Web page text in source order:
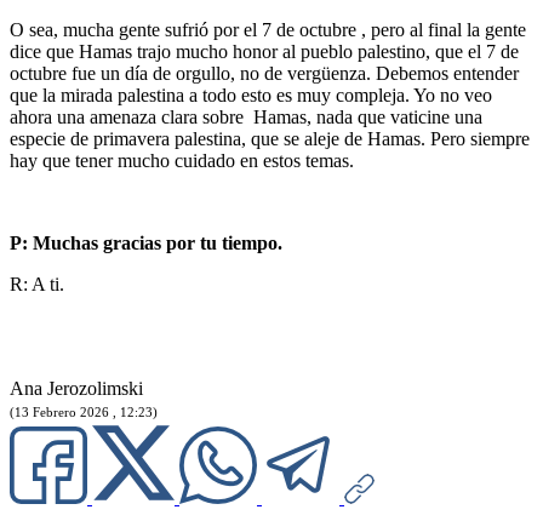
O sea, mucha gente sufrió por el 7 de octubre , pero al final la gente
dice que Hamas trajo mucho honor al pueblo palestino, que el 7 de
octubre fue un día de orgullo, no de vergüenza. Debemos entender
que la mirada palestina a todo esto es muy compleja. Yo no veo
ahora una amenaza clara sobre Hamas, nada que vaticine una
especie de primavera palestina, que se aleje de Hamas. Pero siempre
hay que tener mucho cuidado en estos temas.
P: Muchas gracias por tu tiempo.
R: A ti.
Ana Jerozolimski
(13 Febrero 2026 , 12:23)